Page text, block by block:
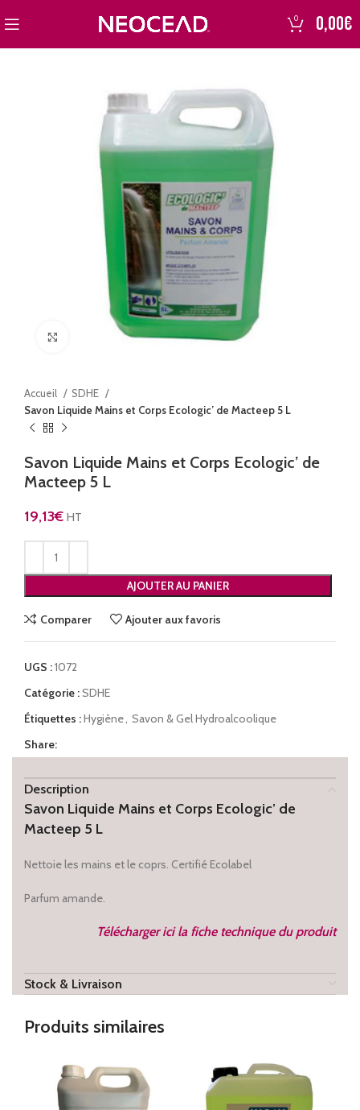
0 0,00€
Click to enlarge
Accueil
SDHE
Savon Liquide Mains et Corps Ecologic’ de Macteep 5 L
Savon Liquide Mains et Corps Ecologic’ de
Macteep 5 L
19,13€ HT
AJOUTER AU PANIER
Comparer Ajouter aux favoris
UGS :1072
Catégorie :SDHE
Étiquettes :Hygiène, Savon & Gel Hydroalcoolique
Share:
Description
Savon Liquide Mains et Corps Ecologic’ de
Macteep 5 L
Nettoie les mains et le coprs. Certifié Ecolabel
Parfum amande.
Télécharger ici la fiche technique du produit
Stock & Livraison
Produits similaires